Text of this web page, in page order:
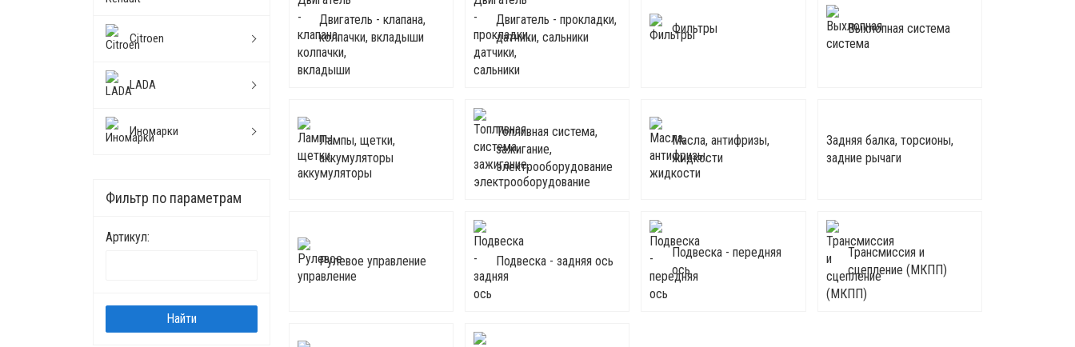
Citroen
LADA
Иномарки
Фильтр по параметрам
Артикул:
Двигатель - клапана,
колпачки, вкладыши
Двигатель - прокладки,
датчики, сальники
Фильтры Выхлопная система
Лампы, щетки,
аккумуляторы
Топливная система,
зажигание,
электрооборудование
Масла, антифризы,
жидкости
Задняя балка, торсионы,
задние рычаги
Рулевое управление Подвеска - задняя ось
Подвеска - передняя
ось
Трансмиссия и
сцепление (МКПП)